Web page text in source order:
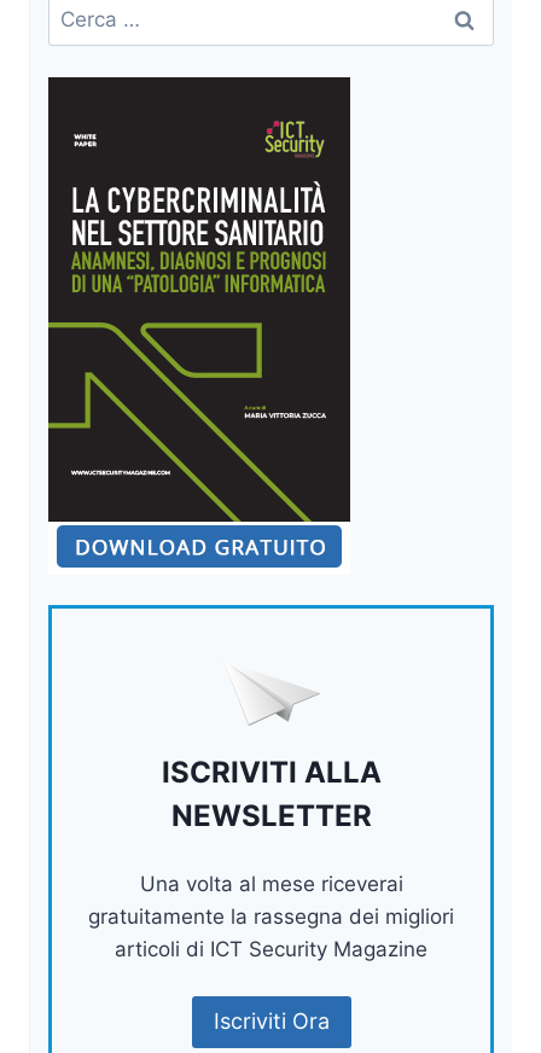
Ricerca
per:
ISCRIVITI ALLA
NEWSLETTER
Una volta al mese riceverai
gratuitamente la rassegna dei migliori
articoli di ICT Security Magazine
Iscriviti Ora